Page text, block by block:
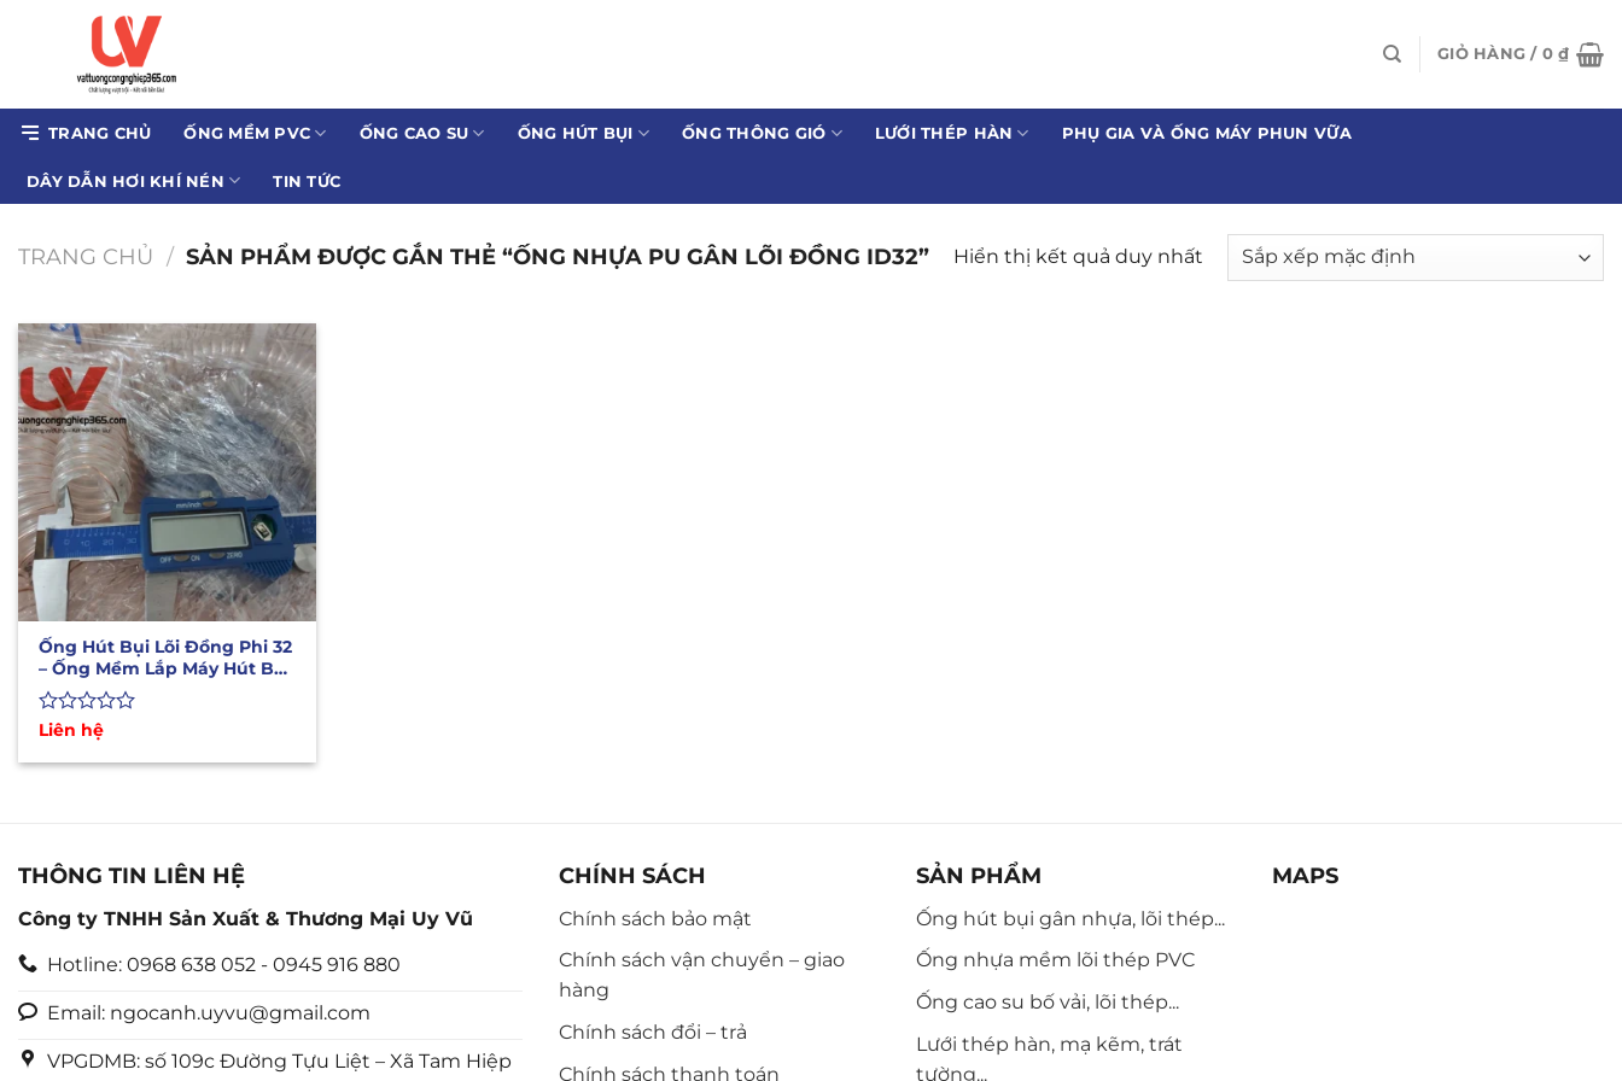
dung
GIỎ HÀNG / 0₫
TRANG CHỦ ỐNG MỀM PVC ỐNG CAO SU ỐNG HÚT BỤI ỐNG THÔNG GIÓ LƯỚI THÉP HÀN PHỤ GIA VÀ ỐNG MÁY PHUN VỮA
DÂY DẪN HƠI KHÍ NÉN TIN TỨC
TRANG CHỦ / SẢN PHẨM ĐƯỢC GẮN THẺ “ỐNG NHỰA PU GÂN LÕI ĐỒNG ID32” Hiển thị kết quả duy nhất
Ống Hút Bụi Lõi Đồng Phi 32
– Ống Mềm Lắp Máy Hút Bụi
CNC
Được
hạng
Liên hệ
THÔNG TIN LIÊN HỆ
Công ty TNHH Sản Xuất & Thương Mại Uy Vũ
Hotline: 0968 638 052 - 0945 916 880
Email: ngocanh.uyvu@gmail.com
VPGDMB: số 109c Đường Tựu Liệt – Xã Tam Hiệp
CHÍNH SÁCH
Chính sách bảo mật
Chính sách vận chuyển – giao
hàng
Chính sách đổi – trả
Chính sách thanh toán
SẢN PHẨM
Ống hút bụi gân nhựa, lõi thép...
Ống nhựa mềm lõi thép PVC
Ống cao su bố vải, lõi thép...
Lưới thép hàn, mạ kẽm, trát
tường...
MAPS